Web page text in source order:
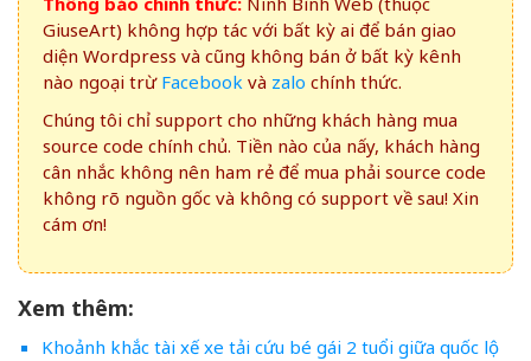
GiuseArt) không hợp tác với bất kỳ ai để bán giao
diện Wordpress và cũng không bán ở bất kỳ kênh
nào ngoại trừ Facebook và zalo chính thức.
Chúng tôi chỉ support cho những khách hàng mua
source code chính chủ. Tiền nào của nấy, khách hàng
cân nhắc không nên ham rẻ để mua phải source code
không rõ nguồn gốc và không có support về sau! Xin
cám ơn!
Xem thêm:
Khoảnh khắc tài xế xe tải cứu bé gái 2 tuổi giữa quốc lộ